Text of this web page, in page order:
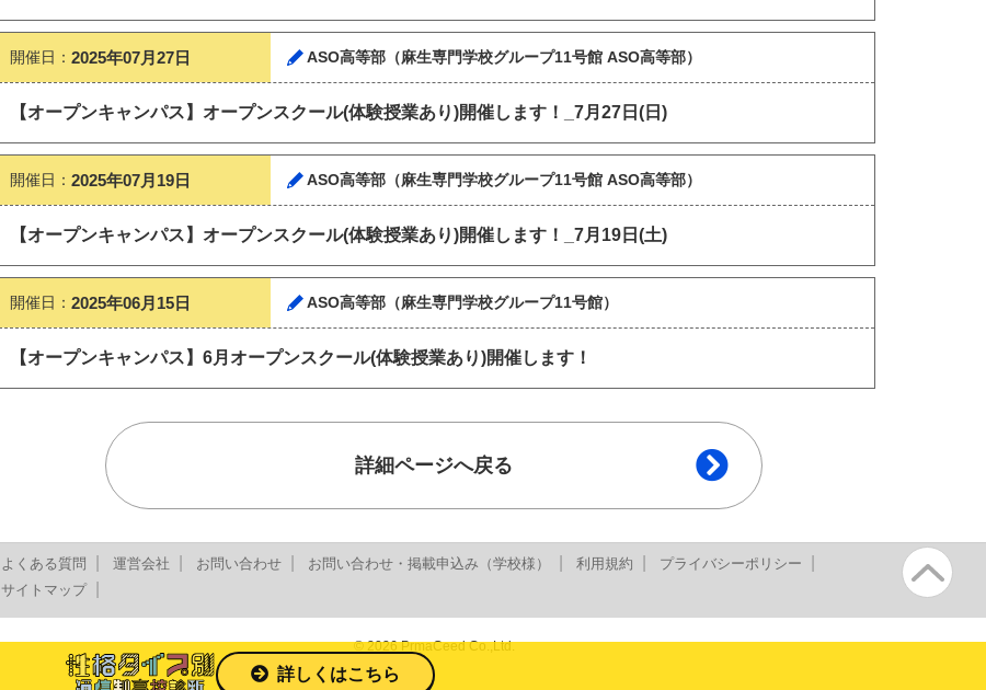
開催日： 2025年07月27日 ASO高等部（麻生専門学校グループ11号館 ASO高等部）
【オープンキャンパス】オープンスクール(体験授業あり)開催します！_7月27日(日)
開催日： 2025年07月19日 ASO高等部（麻生専門学校グループ11号館 ASO高等部）
【オープンキャンパス】オープンスクール(体験授業あり)開催します！_7月19日(土)
開催日： 2025年06月15日 ASO高等部（麻生専門学校グループ11号館）
【オープンキャンパス】6月オープンスクール(体験授業あり)開催します！
詳細ページへ戻る
よくある質問 運営会社 お問い合わせ お問い合わせ・掲載申込み（学校様） 利用規約
プライバシーポリシー
サイトマップ
© 2026 PrmaCeed Co.,Ltd.
詳しくはこちら